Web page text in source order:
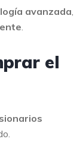
avanzada,
.
el